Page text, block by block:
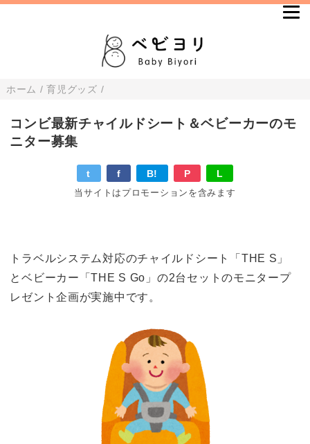
ホーム /育児グッズ /
コンビ最新チャイルドシート＆ベビーカーのモ
ニター募集
t f B! P L
当サイトはプロモーションを含みます
トラベルシステム対応のチャイルドシート「THE S」
とベビーカー「THE S Go」の2台セットのモニタープ
レゼント企画が実施中です。